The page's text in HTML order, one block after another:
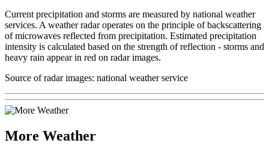
Current precipitation and storms are measured by national weather
services. A weather radar operates on the principle of backscattering
of microwaves reflected from precipitation. Estimated precipitation
intensity is calculated based on the strength of reflection - storms and
heavy rain appear in red on radar images.
Source of radar images: national weather service
More Weather